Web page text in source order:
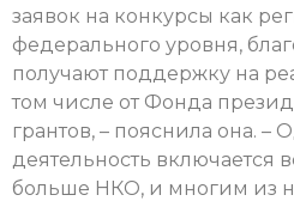
заявок на конкурсы как
федерального уровня,
получают поддержку на
том числе от Фонда
грантов, – пояснила она. –
деятельность включается
больше НКО, и многим из